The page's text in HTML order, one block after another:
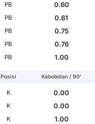
PB
0.60
PB
0.61
PB
0.75
PB
0.76
PB 1.00
Posisi Kebobolan / 90'
K
0.00
K
0.00
K
1.00